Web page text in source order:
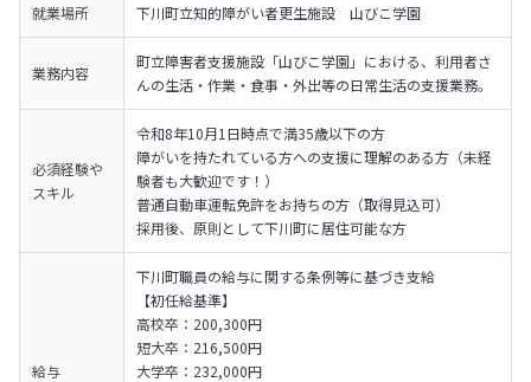
就業場所 下川町立知的障がい者更生施設　山びこ学園
業務内容
町立障害者支援施設「山びこ学園」における、利用者さ
んの生活・作業・食事・外出等の日常生活の支援業務。
必須経験や
スキル
令和8年10月1日時点で満35歳以下の方
障がいを持たれている方への支援に理解のある方（未経
験者も大歓迎です！）
普通自動車運転免許をお持ちの方（取得見込可）
採用後、原則として下川町に居住可能な方
給与
下川町職員の給与に関する条例等に基づき支給
【初任給基準】
高校卒：200,300円
短大卒：216,500円
大学卒：232,000円